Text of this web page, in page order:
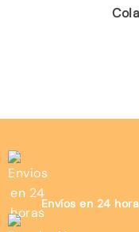
Envíos en 24